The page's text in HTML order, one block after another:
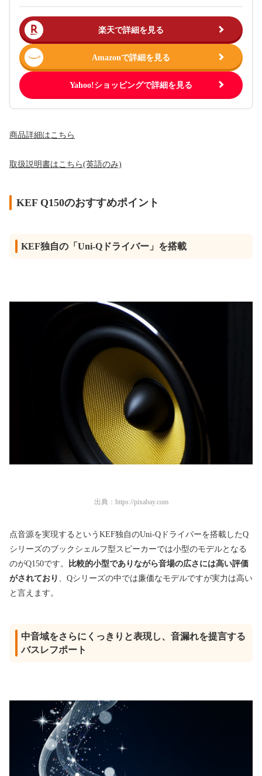
楽天で詳細を見る
Amazonで詳細を見る
Yahoo!ショッピングで詳細を見る
商品詳細はこちら
取扱説明書はこちら(英語のみ)
KEF Q150のおすすめポイント
KEF独自の「Uni-Qドライバー」を搭載
出典： https://pixabay.com
点音源を実現するというKEF独自のUni-Qドライバーを搭載したQ
シリーズのブックシェルフ型スピーカーでは小型のモデルとなる
のがQ150です。
比較的小型でありながら音場の広さには高い評価
がされており
、Qシリーズの中では廉価なモデルですが実力は高い
と言えます。
中音域をさらにくっきりと表現し、音漏れを提言する
バスレフポート